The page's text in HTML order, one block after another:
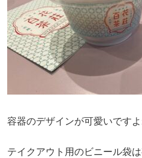
容器のデザインが可愛いです
テイクアウト用のビニール袋